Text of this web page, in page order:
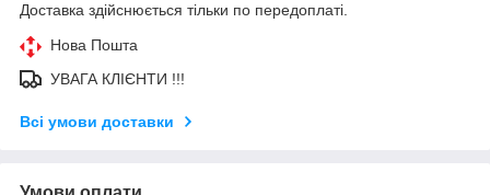
Доставка здійснюється тільки по передоплаті.
Нова Пошта
УВАГА КЛІЄНТИ !!!
Всі умови доставки